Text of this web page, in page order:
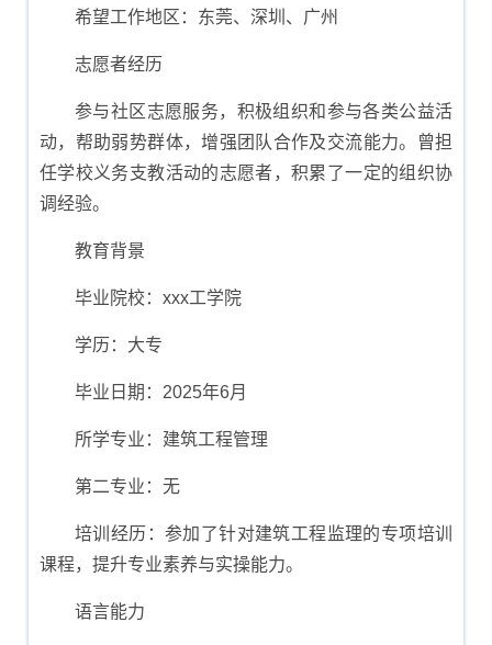
希望工作地区：东莞、深圳、广州
志愿者经历
参与社区志愿服务，积极组织和参与各类公益活
动，帮助弱势群体，增强团队合作及交流能力。曾担
任学校义务支教活动的志愿者，积累了一定的组织协
调经验。
教育背景
毕业院校：xxx工学院
学历：大专
毕业日期：2025年6月
所学专业：建筑工程管理
第二专业：无
培训经历：参加了针对建筑工程监理的专项培训
课程，提升专业素养与实操能力。
语言能力